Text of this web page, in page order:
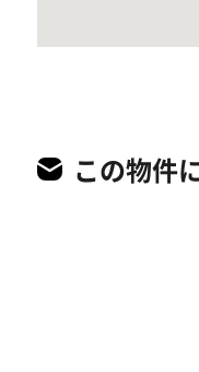
この物件